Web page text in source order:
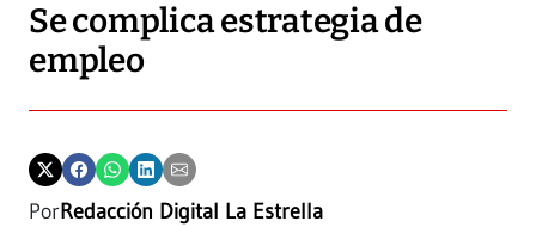
Se complica estrategia de
empleo
PorRedacción Digital La Estrella